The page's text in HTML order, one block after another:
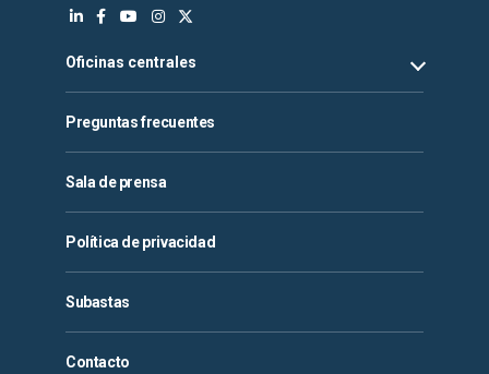
Oficinas centrales
Preguntas frecuentes
Sala de prensa
Política de privacidad
Subastas
Contacto